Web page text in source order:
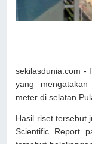
sekilasdunia.com -
yang
meter di selatan
Hasil riset tersebut
Scientific Report